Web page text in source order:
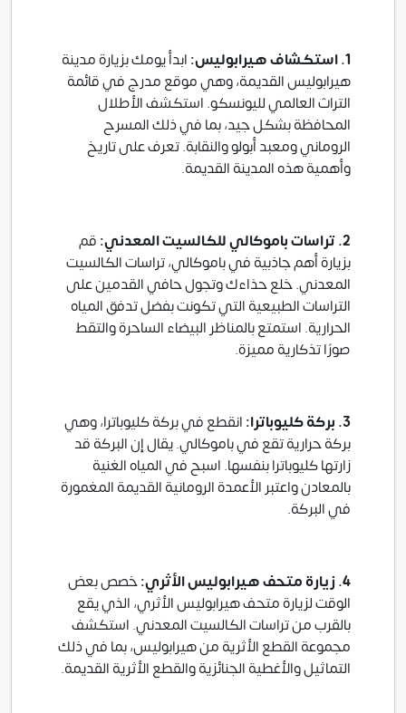
1. استكشاف هيرابوليس:
ابدأ يومك بزيارة مدينة
هيرابوليس القديمة، وهي موقع مدرج في قائمة
التراث العالمي لليونسكو. استكشف الأطلال
المحافظة بشكل جيد، بما في ذلك المسرح
الروماني ومعبد أبولو والنقابة. تعرف على تاريخ
وأهمية هذه المدينة القديمة.
2. تراسات باموكالي للكالسيت المعدني:
قم
بزيارة أهم جاذبية في باموكالي، تراسات الكالسيت
المعدني. خلع حذاءك وتجول حافي القدمين على
التراسات الطبيعية التي تكونت بفضل تدفق المياه
الحرارية. استمتع بالمناظر البيضاء الساحرة والتقط
صورًا تذكارية مميزة.
3. بركة كليوباترا:
انقطع في بركة كليوباترا، وهي
بركة حرارية تقع في باموكالي. يقال إن البركة قد
زارتها كليوباترا بنفسها. اسبح في المياه الغنية
بالمعادن واعتبر الأعمدة الرومانية القديمة المغمورة
في البركة.
4. زيارة متحف هيرابوليس الأثري:
خصص بعض
الوقت لزيارة متحف هيرابوليس الأثري، الذي يقع
بالقرب من تراسات الكالسيت المعدني. استكشف
مجموعة القطع الأثرية من هيرابوليس، بما في ذلك
التماثيل والأغطية الجنائزية والقطع الأثرية القديمة.